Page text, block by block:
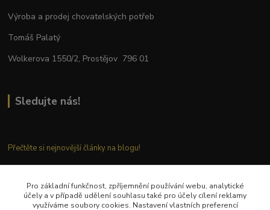
Výroba a prodej chovatelských potřeb
Tomáš Palatý
Wolkerova 1550/2, Prostějov 796 01
Sledujte nás!
Přečtěte si nejnovější články na blogu!
Kontaktujte nás
Pro základní funkčnost, zpříjemnění používání webu, analytické
účely a v případě udělení souhlasu také pro účely cílení reklamy
využíváme soubory cookies. Nastavení vlastních preferencí